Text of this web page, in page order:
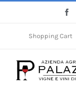
contenutoShopping Cart